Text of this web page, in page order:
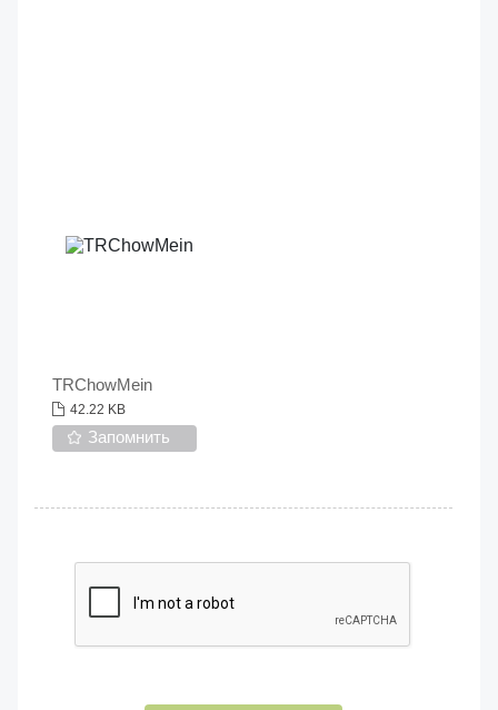
TRChowMein
42.22 KB
Запомнить